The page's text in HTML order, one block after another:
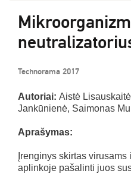
Technorama 2017
Autoriai: Aistė
Jankūnienė, Saimonas
Aprašymas:
Įrenginys skirtas
aplinkoje pašalinti juos